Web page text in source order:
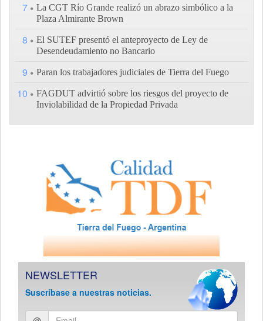
7
La CGT Río Grande realizó un abrazo simbólico a la
Plaza Almirante Brown
8
El SUTEF presentó el anteproyecto de Ley de
Desendeudamiento no Bancario
9 Paran los trabajadores judiciales de Tierra del Fuego
10
FAGDUT advirtió sobre los riesgos del proyecto de
Inviolabilidad de la Propiedad Privada
NEWSLETTER
Suscríbase a nuestras noticias.
Ingresar